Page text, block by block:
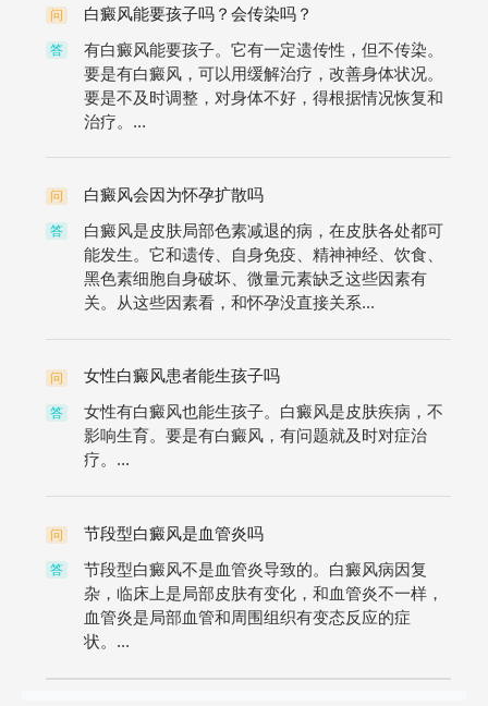
问 白癜风能要孩子吗？会传染吗？
答
有白癜风能要孩子。它有一定遗传性，但不传染。
要是有白癜风，可以用缓解治疗，改善身体状况。
要是不及时调整，对身体不好，得根据情况恢复和
治疗。...
问 白癜风会因为怀孕扩散吗
答
白癜风是皮肤局部色素减退的病，在皮肤各处都可
能发生。它和遗传、自身免疫、精神神经、饮食、
黑色素细胞自身破坏、微量元素缺乏这些因素有
关。从这些因素看，和怀孕没直接关系...
问 女性白癜风患者能生孩子吗
答
女性有白癜风也能生孩子。白癜风是皮肤疾病，不
影响生育。要是有白癜风，有问题就及时对症治
疗。...
问 节段型白癜风是血管炎吗
答
节段型白癜风不是血管炎导致的。白癜风病因复
杂，临床上是局部皮肤有变化，和血管炎不一样，
血管炎是局部血管和周围组织有变态反应的症
状。...